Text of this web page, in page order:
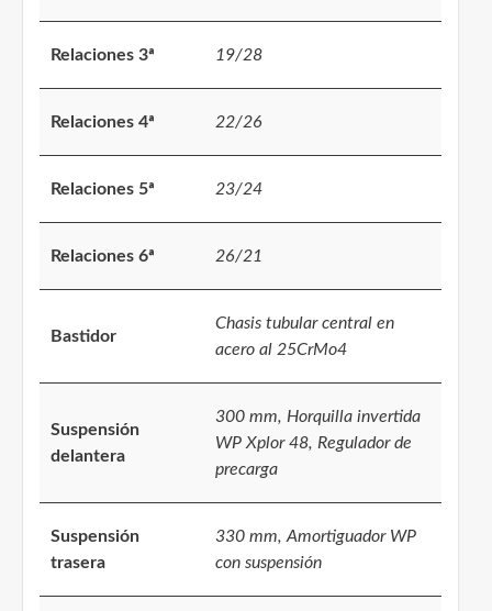
Relaciones 3ª 19/28
Relaciones 4ª 22/26
Relaciones 5ª 23/24
Relaciones 6ª 26/21
Bastidor
Chasis tubular central en
acero al 25CrMo4
Suspensión
delantera
300 mm, Horquilla invertida
WP Xplor 48, Regulador de
precarga
Suspensión
trasera
330 mm, Amortiguador WP
con suspensión